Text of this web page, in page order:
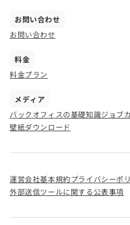
お問い合わせ
お問い合わせ
料金
料金プラン
メディア
バックオフィスの基礎知識ジョブ
壁紙ダウンロード
運営会社基本規約プライバシーポ
外部送信ツールに関する公表事項